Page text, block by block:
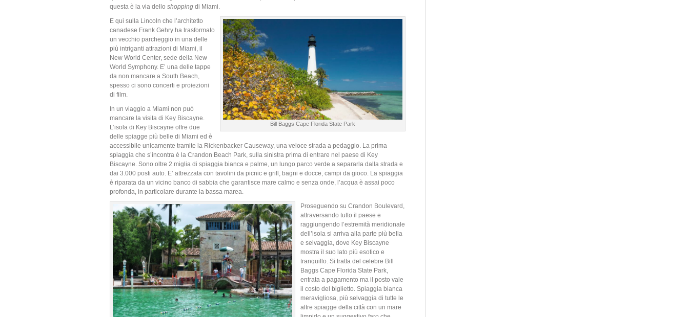
questa è la via dello shopping di Miami.
Bill Baggs Cape Florida State Park
E qui sulla Lincoln che l’architetto
canadese Frank Gehry ha trasformato
un vecchio parcheggio in una delle
più intriganti attrazioni di Miami, il
New World Center, sede della New
World Symphony. E’ una delle tappe
da non mancare a South Beach,
spesso ci sono concerti e proiezioni
di film.
In un viaggio a Miami non può
mancare la visita di Key Biscayne.
L’isola di Key Biscayne offre due
delle spiagge più belle di Miami ed è
accessibile unicamente tramite la Rickenbacker Causeway, una veloce strada a pedaggio. La prima
spiaggia che s’incontra è la Crandon Beach Park, sulla sinistra prima di entrare nel paese di Key
Biscayne. Sono oltre 2 miglia di spiaggia bianca e palme, un lungo parco verde a separarla dalla strada e
dai 3.000 posti auto. E’ attrezzata con tavolini da picnic e grill, bagni e docce, campi da gioco. La spiaggia
è riparata da un vicino banco di sabbia che garantisce mare calmo e senza onde, l’acqua è assai poco
profonda, in particolare durante la bassa marea.
Proseguendo su Crandon Boulevard,
attraversando tutto il paese e
raggiungendo l’estremità meridionale
dell’isola si arriva alla parte più bella
e selvaggia, dove Key Biscayne
mostra il suo lato più esotico e
tranquillo. Si tratta del celebre Bill
Baggs Cape Florida State Park,
entrata a pagamento ma il posto vale
il costo del biglietto. Spiaggia bianca
meravigliosa, più selvaggia di tutte le
altre spiagge della città con un mare